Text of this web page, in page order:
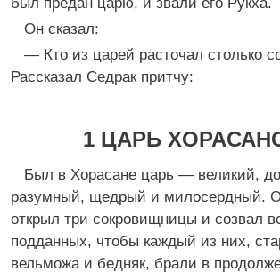
Он сказал:
— Кто из царей расточал столько
Рассказал Седрак притчу:
1 ЦАРЬ
Был в Хорасане царь — великий,
разумный, щедрый и милосердный.
открыл три сокровищницы и созвал
подданных, чтобы каждый из них,
вельможа и бедняк, брали в